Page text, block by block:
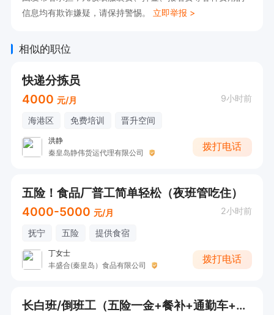
信息均有欺诈嫌疑，请保持警惕。 立即举报 >
相似的职位
快递分拣员
4000 元/月 9小时前
海港区 免费培训 晋升空间
洪静
秦皇岛静伟货运代理有限公司
拨打电话
五险！食品厂普工简单轻松（夜班管吃住）
4000-5000 元/月 2小时前
抚宁 五险 提供食宿
丁女士
丰盛合(秦皇岛）食品有限公司
拨打电话
长白班/倒班工（五险一金+餐补+通勤车+节日福利）